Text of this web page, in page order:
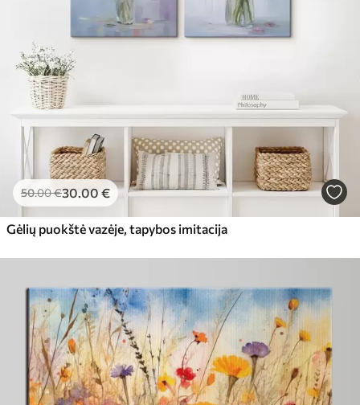
50.00€30.00 €
Gėlių puokštė vazėje, tapybos imitacija